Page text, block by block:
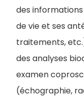
des
de vie et ses
traitements,
des analyses
examen
(échographie,